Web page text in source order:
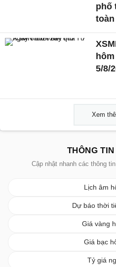
phố
toàn
5/8/
Xem
THÔNG
Cập nhật nhanh các thông
Lịch âm
Dự báo thời
Giá vàng
Giá bạc
Tỷ giá